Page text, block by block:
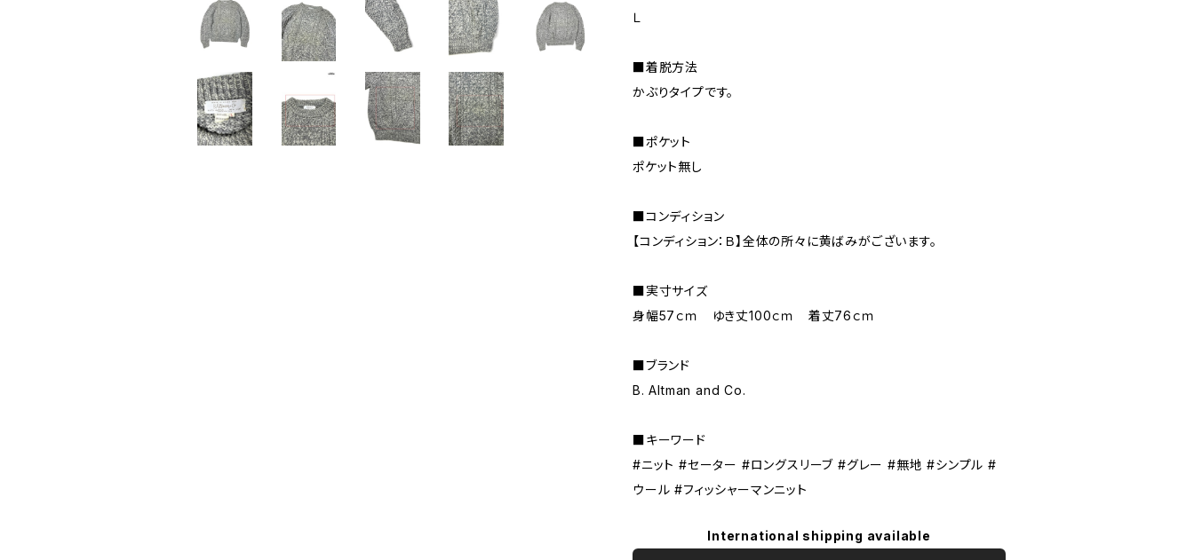
Ｌ
■着脱方法
かぶりタイプです。
■ポケット
ポケット無し
■コンディション
【コンディション：Ｂ】全体の所々に黄ばみがございます。
■実寸サイズ
身幅57ｃｍ ゆき丈100ｃｍ 着丈76ｃｍ
■ブランド
B. Altman and Co.
■キーワード
#ニット #セーター #ロングスリーブ #グレー #無地 #シンプル #
ウール #フィッシャーマンニット
International shipping available